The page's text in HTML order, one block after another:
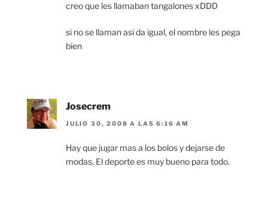
creo que les llamaban tangalones xDDD
si no se llaman asi da igual, el nombre les pega
bien
Josecrem
JULIO 30, 2008 A LAS 6:16 AM
Hay que jugar mas a los bolos y dejarse de
modas. El deporte es muy bueno para todo.